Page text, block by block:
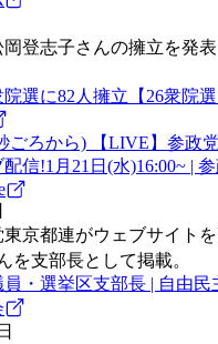
岡登志子さんの擁立を発
選に82人擁立【26衆院
ごろから) 【LIVE】参政
信!1月21日(水)16:00~ | 参
東京都連がウェブサイト
を支部長として掲載。
・選挙区支部長 | 自由民